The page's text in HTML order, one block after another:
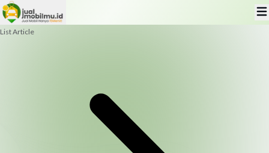
List Article